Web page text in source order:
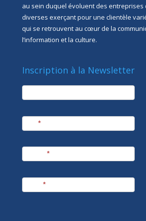
au sein duquel évoluent des entreprises
diverses exerçant pour une clientèle
qui se retrouvent au cœur de la
l’information et la culture.
Inscription à la Newsletter
newsletter
*
*
*